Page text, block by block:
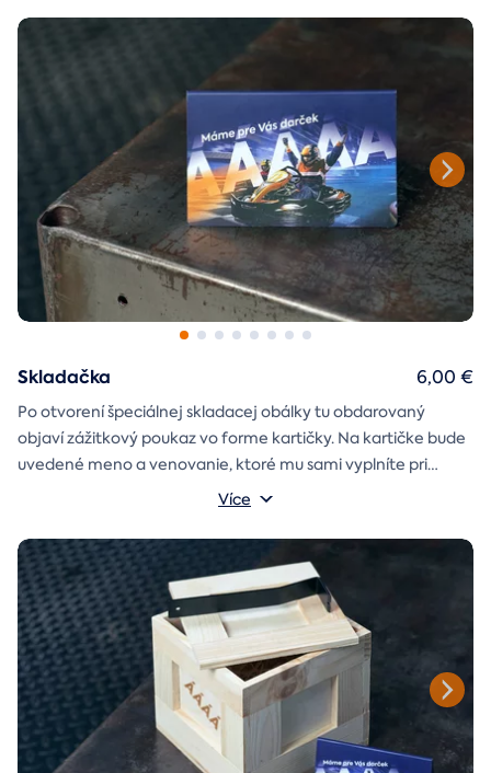
Skladačka
Po otvorení špeciálnej skladacej obálky tu obdarovaný
objaví zážitkový poukaz vo forme kartičky. Na kartičke bude
uvedené meno a venovanie, ktoré mu sami vyplníte pri
Více
6,00 €